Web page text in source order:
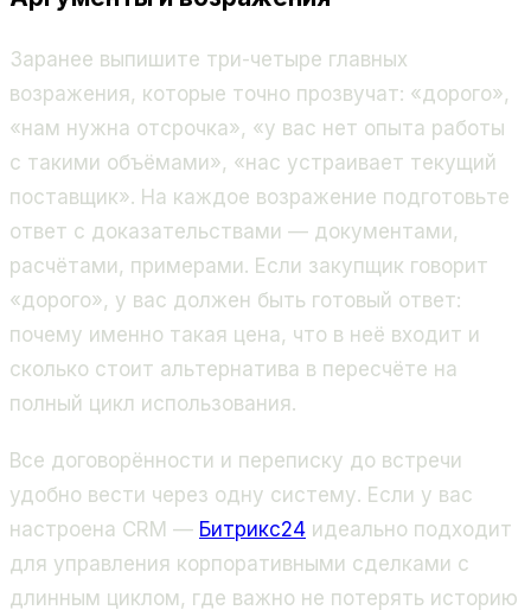
Заранее выпишите три-четыре главных
возражения, которые точно прозвучат: «дорого»,
«нам нужна отсрочка», «у вас нет опыта работы
с такими объёмами», «нас устраивает текущий
поставщик». На каждое возражение подготовьте
ответ с доказательствами — документами,
расчётами, примерами. Если закупщик говорит
«дорого», у вас должен быть готовый ответ:
почему именно такая цена, что в неё входит и
сколько стоит альтернатива в пересчёте на
полный цикл использования.
Все договорённости и переписку до встречи
удобно вести через одну систему. Если у вас
настроена CRM — Битрикс24 идеально подходит
для управления корпоративными сделками с
длинным циклом, где важно не потерять историю